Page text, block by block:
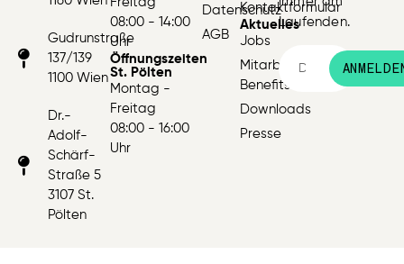
Gudrunstraße
137/139
1100 Wien
Dr.-
Adolf-
Schärf-
Straße 5
3107 St.
Pölten
08:00 - 14:00
Uhr
Öffnungszeiten
St. Pölten
Montag -
Freitag
08:00 - 16:00
Uhr
Datenschutz
AGB
Kontaktformular
Aktuelles
Jobs
Mitarbeiter:innen
Benefits
Downloads
Presse
Laufenden.